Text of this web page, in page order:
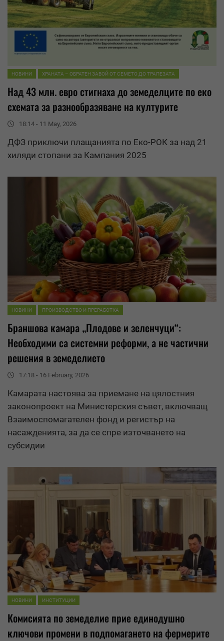
НОВИНИ ХРАНАТА – ОБРАТЕН ЗАВОЙ ОТ СЕМЕТО ДО ТРАПЕЗАТА
Над 43 млн. евро стигнаха до земеделците по еко
схемата за разнообразяване на културите
18:14 - 11 May, 2026
ДФЗ приключи плащанията по Еко-РОК за над 21
хиляди стопани за Кампания 2025
НОВИНИ ПРОИЗВОДСТВО И ПРЕРАБОТКА
Браншова камара „Плодове и зеленчуци“:
Необходими са системни реформи, а не частични
решения в земеделието
17:18 - 16 February, 2026
Камарата настоява за приемане на цялостния
законопроект на Министерския съвет, включващ
Взаимоспомагателен фонд и регистър на
насажденията, за да се спре източването на
субсидии
НОВИНИ ИНСТИТУЦИИ
Комисията по земеделие прие единодушно
ключови промени в подпомагането на фермерите